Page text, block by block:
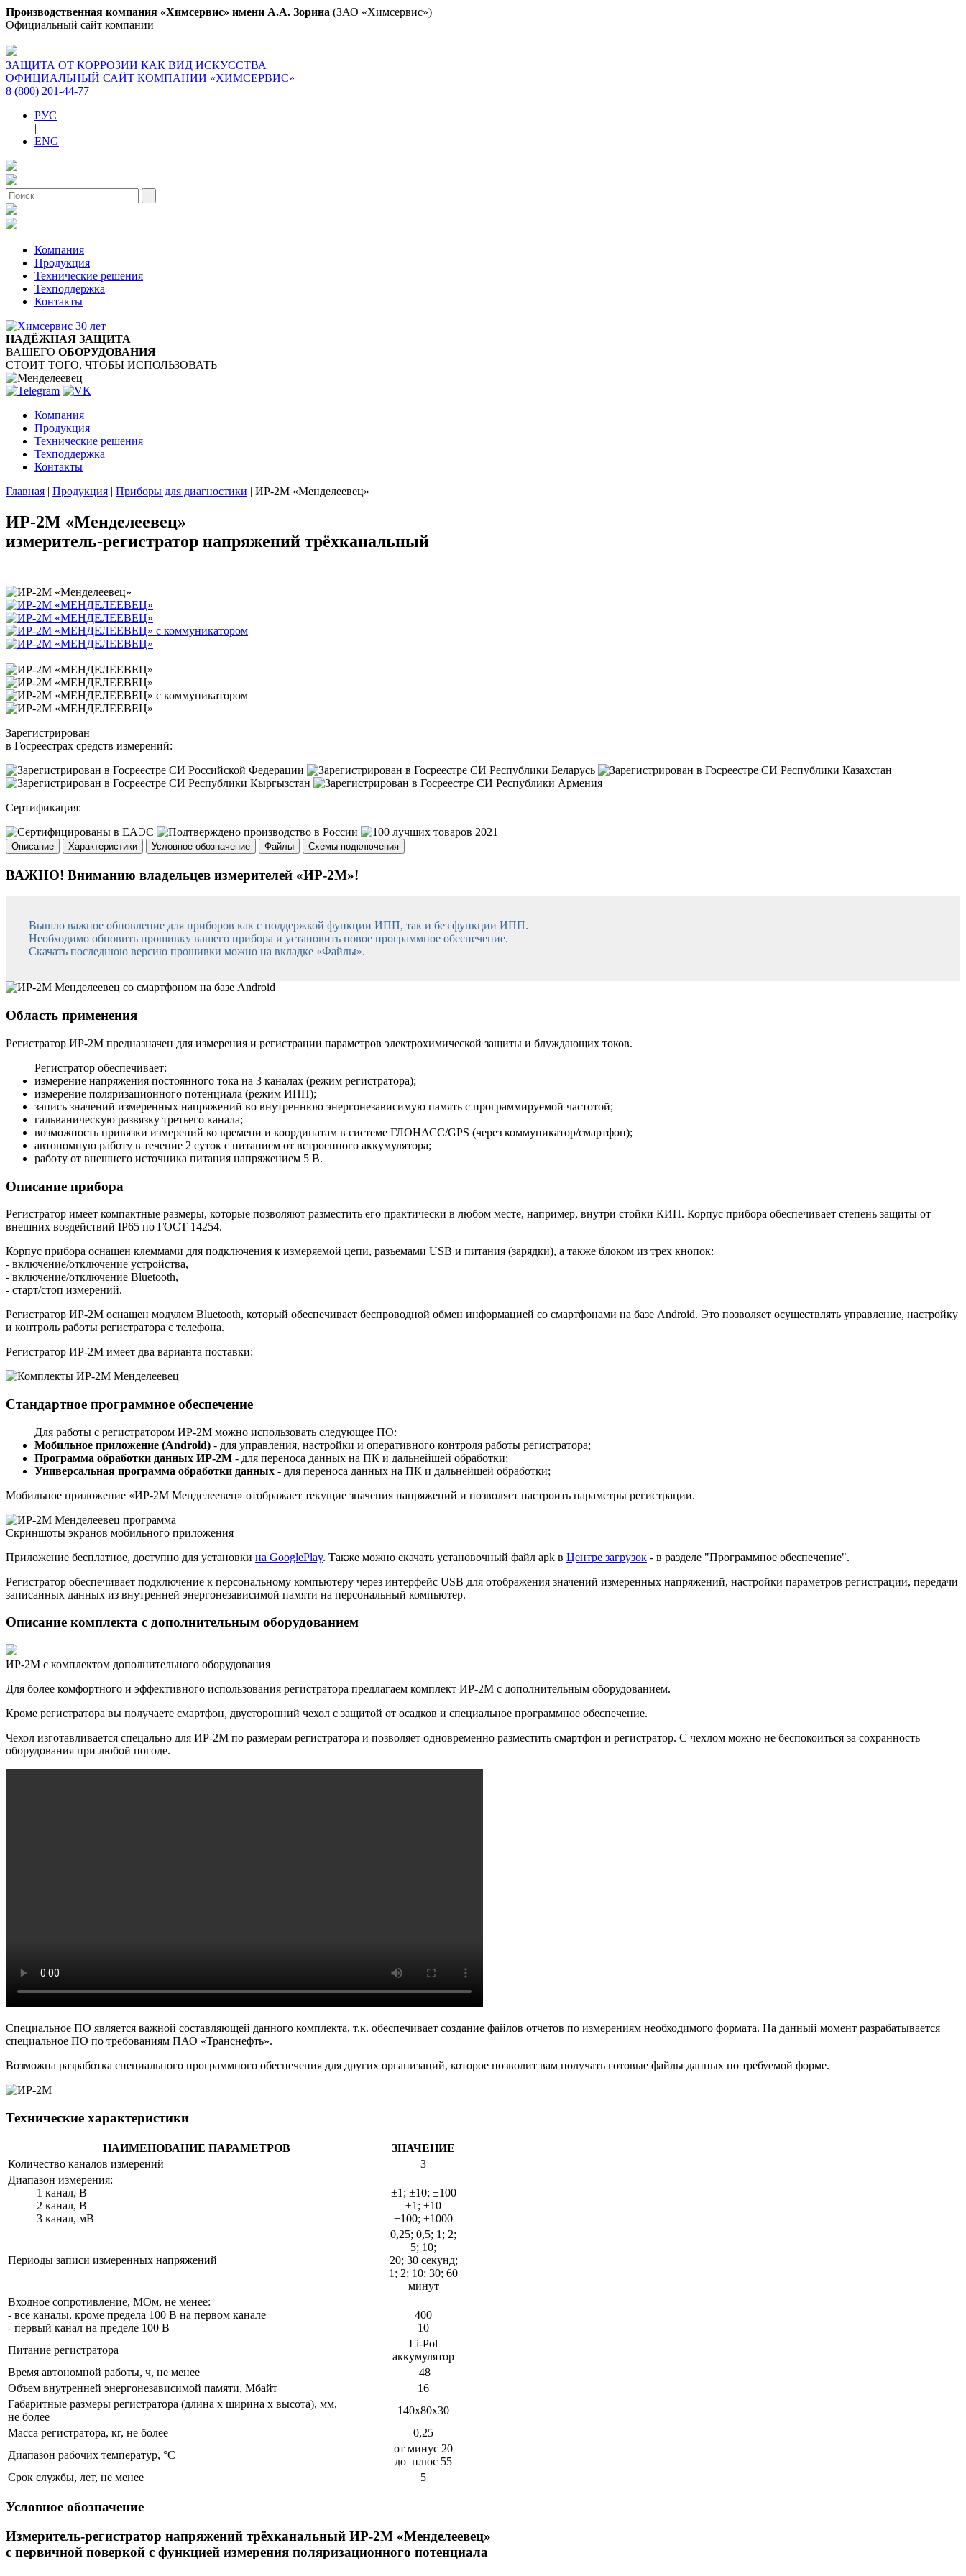
Производственная компания «Химсервис» имени А.А. Зорина (ЗАО «Химсервис»)
Официальный сайт компании
ЗАЩИТА ОТ КОРРОЗИИ КАК ВИД ИСКУССТВА
ОФИЦИАЛЬНЫЙ САЙТ КОМПАНИИ «ХИМСЕРВИС»
8 (800) 201-44-77
РУС
|
ENG
Компания
Продукция
Технические решения
Техподдержка
Контакты
НАДЁЖНАЯ ЗАЩИТА
ВАШЕГО ОБОРУДОВАНИЯ
СТОИТ ТОГО, ЧТОБЫ ИСПОЛЬЗОВАТЬ
Компания
Продукция
Технические решения
Техподдержка
Контакты
Главная | Продукция | Приборы для диагностики | ИР-2М «Менделеевец»
ИР-2М «Менделеевец»
измеритель-регистратор напряжений трёхканальный
Зарегистрирован
в Госреестрах средств измерений:
Сертификация:
Описание Характеристики Условное обозначение Файлы Схемы подключения
ВАЖНО! Вниманию владельцев измерителей «ИР-2М»!
Вышло важное обновление для приборов как с поддержкой функции ИПП, так и без функции ИПП.
Необходимо обновить прошивку вашего прибора и установить новое программное обеспечение.
Скачать последнюю версию прошивки можно на вкладке «Файлы».
Область применения
Регистратор ИР-2М предназначен для измерения и регистрации параметров электрохимической защиты и блуждающих токов.
Регистратор обеспечивает:
измерение напряжения постоянного тока на 3 каналах (режим регистратора);
измерение поляризационного потенциала (режим ИПП);
запись значений измеренных напряжений во внутреннюю энергонезависимую память с программируемой частотой;
гальваническую развязку третьего канала;
возможность привязки измерений ко времени и координатам в системе ГЛОНАСС/GPS (через коммуникатор/смартфон);
автономную работу в течение 2 суток с питанием от встроенного аккумулятора;
работу от внешнего источника питания напряжением 5 В.
Описание прибора
Регистратор имеет компактные размеры, которые позволяют разместить его практически в любом месте, например, внутри стойки КИП. Корпус прибора обеспечивает степень защиты от
внешних воздействий IP65 по ГОСТ 14254.
Корпус прибора оснащен клеммами для подключения к измеряемой цепи, разъемами USB и питания (зарядки), а также блоком из трех кнопок:
- включение/отключение устройства,
- включение/отключение Bluetooth,
- старт/стоп измерений.
Регистратор ИР-2М оснащен модулем Bluetooth, который обеспечивает беспроводной обмен информацией со смартфонами на базе Android. Это позволяет осуществлять управление, настройку
и контроль работы регистратора с телефона.
Регистратор ИР-2М имеет два варианта поставки:
Стандартное программное обеспечение
Для работы с регистратором ИР-2М можно использовать следующее ПО:
Мобильное приложение (Android) - для управления, настройки и оперативного контроля работы регистратора;
Программа обработки данных ИР-2М - для переноса данных на ПК и дальнейшей обработки;
Универсальная программа обработки данных - для переноса данных на ПК и дальнейшей обработки;
Мобильное приложение «ИР-2М Менделеевец» отображает текущие значения напряжений и позволяет настроить параметры регистрации.
Скриншоты экранов мобильного приложения
Приложение бесплатное, доступно для установки на GooglePlay. Также можно скачать установочный файл apk в Центре загрузок - в разделе "Программное обеспечение".
Регистратор обеспечивает подключение к персональному компьютеру через интерфейс USB для отображения значений измеренных напряжений, настройки параметров регистрации, передачи
записанных данных из внутренней энергонезависимой памяти на персональный компьютер.
Описание комплекта с дополнительным оборудованием
ИР-2М с комплектом дополнительного оборудования
Для более комфортного и эффективного использования регистратора предлагаем комплект ИР-2М с дополнительным оборудованием.
Кроме регистратора вы получаете смартфон, двусторонний чехол с защитой от осадков и специальное программное обеспечение.
Чехол изготавливается спецально для ИР-2М по размерам регистратора и позволяет одновременно разместить смартфон и регистратор. C чехлом можно не беспокоиться за сохранность
оборудования при любой погоде.
Специальное ПО является важной составляющей данного комплекта, т.к. обеспечивает создание файлов отчетов по измерениям необходимого формата. На данный момент разрабатывается
специальное ПО по требованиям ПАО «Транснефть».
Возможна разработка специального программного обеспечения для других организаций, которое позволит вам получать готовые файлы данных по требуемой форме.
Технические характеристики
НАИМЕНОВАНИЕ ПАРАМЕТРОВ
ЗНАЧЕНИЕ
Количество каналов измерений
3
Диапазон измерения:
1 канал, В
2 канал, В
3 канал, мВ
±1; ±10; ±100
±1; ±10
±100; ±1000
Периоды записи измеренных напряжений
0,25; 0,5; 1; 2;
5; 10;
20; 30 секунд;
1; 2; 10; 30; 60
минут
Входное сопротивление, МОм, не менее:
- все каналы, кроме предела 100 В на первом канале
- первый канал на пределе 100 В
400
10
Питание регистратора
Li-Pol
аккумулятор
Время автономной работы, ч, не менее
48
Объем внутренней энергонезависимой памяти, Мбайт
16
Габаритные размеры регистратора (длина х ширина х высота), мм,
не более
140х80х30
Масса регистратора, кг, не более
0,25
Диапазон рабочих температур, °С
от минус 20
до плюс 55
Срок службы, лет, не менее
5
Условное обозначение
Измеритель-регистратор напряжений трёхканальный ИР-2М «Менделеевец»
с первичной поверкой с функцией измерения поляризационного потенциала